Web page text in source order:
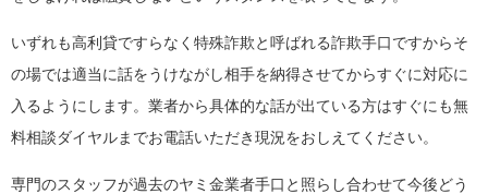
いずれも高利貸ですらなく特殊詐欺と呼ばれる詐欺手口ですからそ
の場では適当に話をうけながし相手を納得させてからすぐに対応に
入るようにします。業者から具体的な話が出ている方はすぐにも無
料相談ダイヤルまでお電話いただき現況をおしえてください。
専門のスタッフが過去のヤミ金業者手口と照らし合わせて今後どう